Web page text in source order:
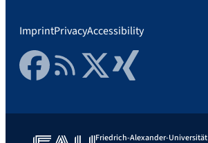
ImprintPrivacyAccessibility
FacebookRSS FeedTwitter Xing
Friedrich-Alexander-Universität